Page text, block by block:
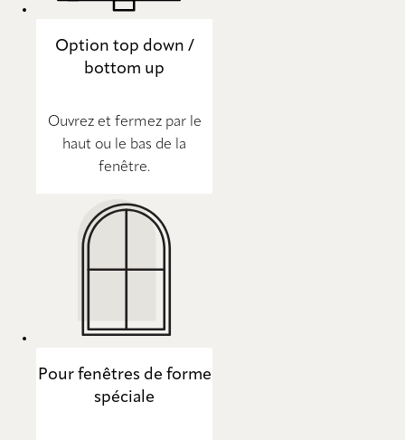
Option top down /
bottom up
Ouvrez et fermez par le
haut ou le bas de la
fenêtre.
Pour fenêtres de forme
spéciale